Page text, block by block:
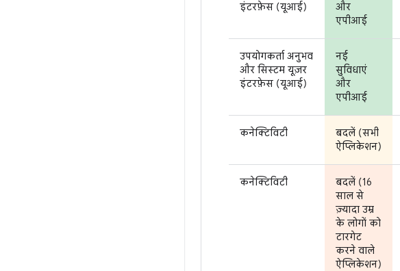
इंटरफ़ेस (यूआई)
और
एपीआई
उपयोगकर्ता अनुभव
और सिस्टम यूज़र
इंटरफ़ेस (यूआई)
नई
सुविधाएं
और
एपीआई
कनेक्टिविटी
बदलें (सभी
ऐप्लिकेशन)
कनेक्टिविटी
बदलें (16
साल से
ज़्यादा उम्र
के लोगों को
टारगेट
करने वाले
ऐप्लिकेशन)